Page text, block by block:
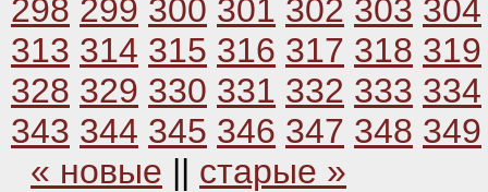
298 299 300 301 302 303 304
313 314 315 316 317 318 319
328 329 330 331 332 333 334
343 344 345 346 347 348 349
« новые || старые »